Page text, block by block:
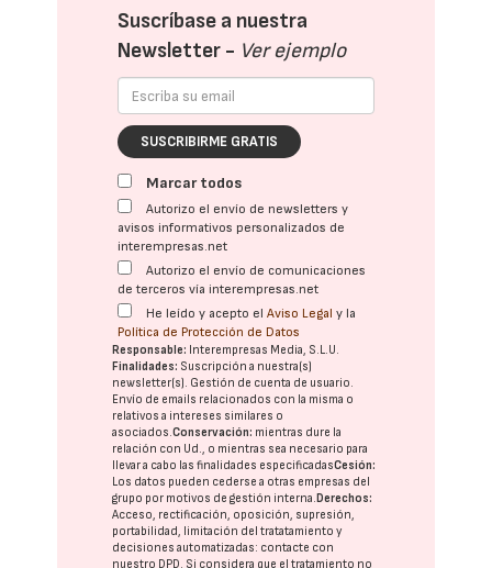
Suscríbase a nuestra
Newsletter - Ver ejemplo
SUSCRIBIRME GRATIS
Marcar todos
Autorizo el envío de newsletters y
avisos informativos personalizados de
interempresas.net
Autorizo el envío de comunicaciones
de terceros vía interempresas.net
He leído y acepto elAviso Legal y la
Política de Protección de Datos
Responsable: Interempresas Media, S.L.U.
Finalidades: Suscripción a nuestra(s)
newsletter(s). Gestión de cuenta de usuario.
Envío de emails relacionados con la misma o
relativos a intereses similares o
asociados.Conservación: mientras dure la
relación con Ud., o mientras sea necesario para
llevar a cabo las finalidades especificadasCesión:
Los datos pueden cederse a otras empresas del
grupo por motivos de gestión interna. Derechos:
Acceso, rectificación, oposición, supresión,
portabilidad, limitación del tratatamiento y
decisiones automatizadas: contacte con
nuestro DPD. Si considera que el tratamiento no